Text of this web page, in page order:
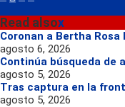
Read alsox
Coronan a Bertha Rosa
agosto 6, 2026
Continúa búsqueda de
agosto 5, 2026
Tras captura en la
agosto 5, 2026